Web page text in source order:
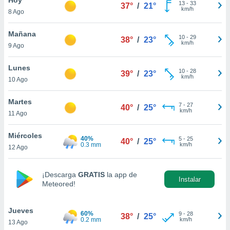
y
en
más
de
cookies
aceptar
8 Ago
37° / 21° 13- 33
km/h
Mañana
9 Ago
38° / 23° 10- 29
km/h
Lunes
10 Ago
39° / 23° 10- 28
km/h
Martes
11 Ago
40° / 25° 7- 27
km/h
Miércoles
12 Ago
40%
0.3 mm
40° / 25° 5- 25
km/h
¡Descarga GRATIS la app de
Meteored!
Instalar
Jueves
13 Ago
60%
0.2 mm
38° / 25° 9- 28
km/h